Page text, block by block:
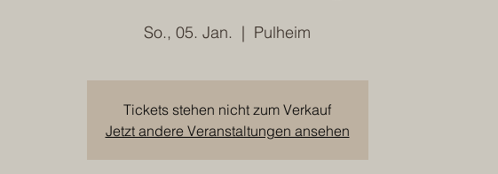
So., 05. Jan.
  |
Pulheim
Tickets stehen nicht zum Verkauf
Jetzt andere Veranstaltungen ansehen